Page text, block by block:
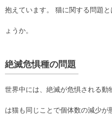
抱えています。 猫に関する問題
ょうか。
絶滅危惧種の問題
世界中には、絶滅が危惧される
は猫も同じことで個体数の減少